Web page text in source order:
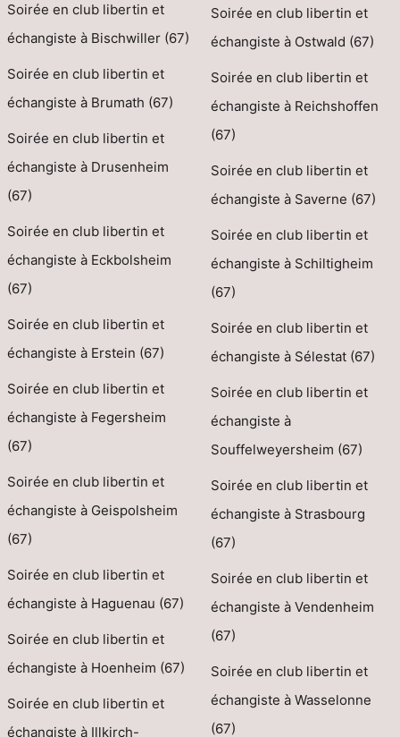
Soirée en club libertin et
échangiste à Bischwiller (67)
Soirée en club libertin et
échangiste à Brumath (67)
Soirée en club libertin et
échangiste à Drusenheim
(67)
Soirée en club libertin et
échangiste à Eckbolsheim
(67)
Soirée en club libertin et
échangiste à Erstein (67)
Soirée en club libertin et
échangiste à Fegersheim
(67)
Soirée en club libertin et
échangiste à Geispolsheim
(67)
Soirée en club libertin et
échangiste à Haguenau (67)
Soirée en club libertin et
échangiste à Hoenheim (67)
Soirée en club libertin et
échangiste à Illkirch-
Soirée en club libertin et
échangiste à Ostwald (67)
Soirée en club libertin et
échangiste à Reichshoffen
(67)
Soirée en club libertin et
échangiste à Saverne (67)
Soirée en club libertin et
échangiste à Schiltigheim
(67)
Soirée en club libertin et
échangiste à Sélestat (67)
Soirée en club libertin et
échangiste à
Souffelweyersheim (67)
Soirée en club libertin et
échangiste à Strasbourg
(67)
Soirée en club libertin et
échangiste à Vendenheim
(67)
Soirée en club libertin et
échangiste à Wasselonne
(67)